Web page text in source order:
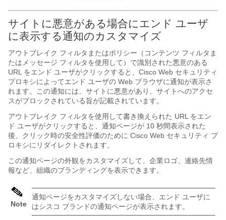
サイトに悪意がある場合にエンド ユーザ
に表示する通知のカスタマイズ
アウトブレイク フィルタまたはポリシー（コンテンツ フィルタま
たはメッセージ フィルタを使用して）で識別された悪意のある
URL をエンド ユーザがクリックすると、Cisco Web セキュリティ
プロキシによってエンド ユーザの Web ブラウザに通知が表示さ
れます。この通知には、サイトに悪意があり、サイトへのアクセ
スがブロックされている旨が記載されています。
アウトブレイク フィルタを使用して書き換えられた URL をエン
ド ユーザがクリックすると、通知ページが 10 秒間表示された
後、クリック時の安全性評価のために Cisco Web セキュリティ プ
ロキシにリダイレクトされます。
この通知ページの外観をカスタマイズして、企業ロゴ、連絡先情
報など、組織のブランディングを表示できます。
Note
通知ページをカスタマイズしない場合、エンド ユーザに
はシスコ ブランドの通知ページが表示されます。